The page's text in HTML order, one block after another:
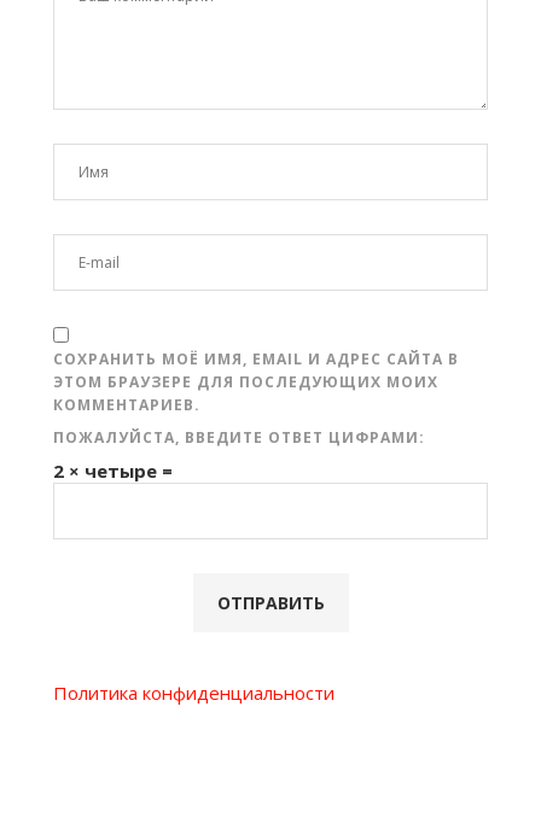
СОХРАНИТЬ МОЁ ИМЯ, EMAIL И АДРЕС САЙТА В
ЭТОМ БРАУЗЕРЕ ДЛЯ ПОСЛЕДУЮЩИХ МОИХ
КОММЕНТАРИЕВ.
ПОЖАЛУЙСТА, ВВЕДИТЕ ОТВЕТ ЦИФРАМИ:
2 × четыре =
Политика конфиденциальности